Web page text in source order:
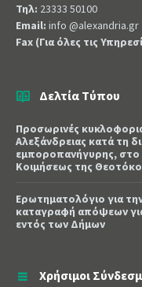
Τηλ: 23333 50100
Email: info @alexandria.gr
Fax (Για όλες τις
Δελτία Τύπου
Προσωρινές
Αλεξάνδρειας κατά τη
εμποροπανήγυρης, στο
Κοιμήσεως της
Ερωτηματολόγιο για
καταγραφή απόψεων
εντός των Δήμων
Χρήσιμοι